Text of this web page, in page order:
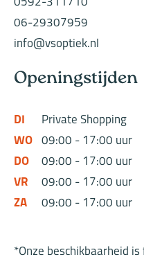
0592-311710
06-29307959
info@vsoptiek.nl
Openingstijden
DI
Private Shopping
WO
09:00 - 17:00 uur
DO
09:00 - 17:00 uur
VR
09:00 - 17:00 uur
ZA
09:00 - 17:00 uur
*Onze beschikbaarheid